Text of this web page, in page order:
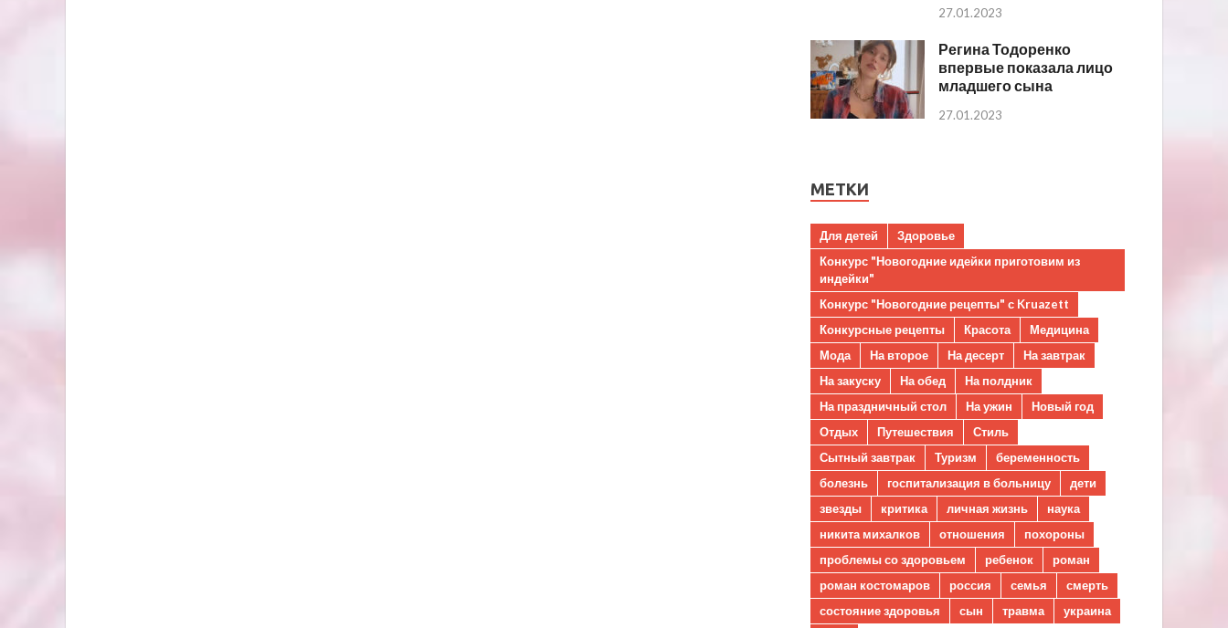
27.01.2023
Регина Тодоренко
впервые показала лицо
младшего сына
27.01.2023
МЕТКИ
Для детей
Здоровье
Конкурс "Новогодние идейки приготовим из
индейки"
Конкурс "Новогодние рецепты" с Kruazett
Конкурсные рецепты
Красота
Медицина
Мода
На второе На десерт
На завтрак
На закуску
На обед
На полдник
На праздничный стол
На ужин
Новый год
Отдых
Путешествия
Стиль
Сытный завтрак
Туризм
беременность
болезнь
госпитализация в больницу
дети
звезды
критика личная жизнь
наука
никита михалков
отношения
похороны
проблемы со здоровьем
ребенок
роман
роман костомаров
россия семья
смерть
состояние здоровья
сын травма украина